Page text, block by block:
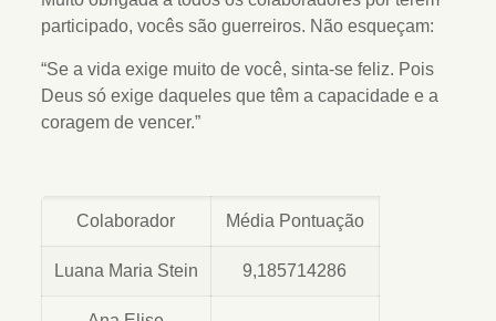
participado, vocês são guerreiros. Não esqueçam:
“Se a vida exige muito de você, sinta-se feliz. Pois
Deus só exige daqueles que têm a capacidade e a
coragem de vencer.”
Colaborador Média Pontuação
Luana Maria Stein 9,185714286